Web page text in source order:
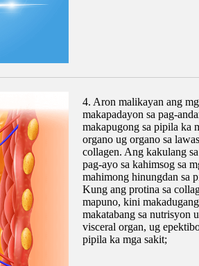
4. Aron malikayan ang
makapadayon sa pag-
makapugong sa pipila ka
organo ug organo sa
collagen. Ang kakulang
pag-ayo sa kahimsog sa
mahimong hinungdan sa
Kung ang protina sa
mapuno, kini
makatabang sa nutrisyon
visceral organ, ug
pipila ka mga sakit;